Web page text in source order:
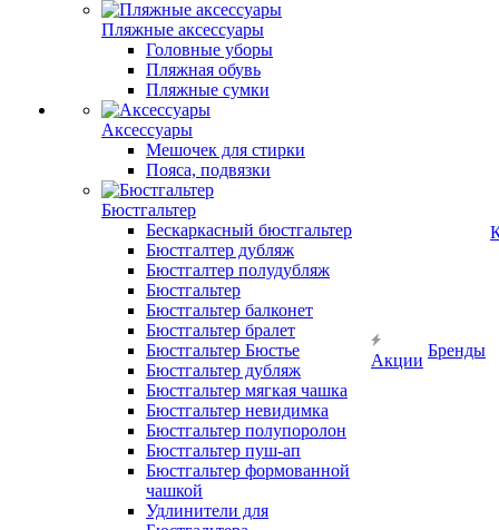
Пляжные аксессуары
Головные уборы
Пляжная обувь
Пляжные сумки
Аксессуары
Мешочек для стирки
Пояса, подвязки
Бюстгальтер
Бескаркасный бюстгальтер
Бюстгалтер дубляж
Бюстгалтер полудубляж
Бюстгальтер
Бюстгальтер балконет
Бюстгальтер бралет
Бюстгальтер Бюстье
Бюстгальтер дубляж
Бюстгальтер мягкая чашка
Бюстгальтер невидимка
Бюстгальтер полупоролон
Бюстгальтер пуш-ап
Бюстгальтер формованной
чашкой
Удлинители для
Акции
Бренды